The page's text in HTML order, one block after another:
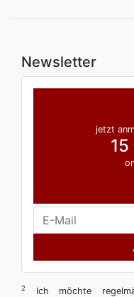
Newsletter
jetzt
2 Ich möchte